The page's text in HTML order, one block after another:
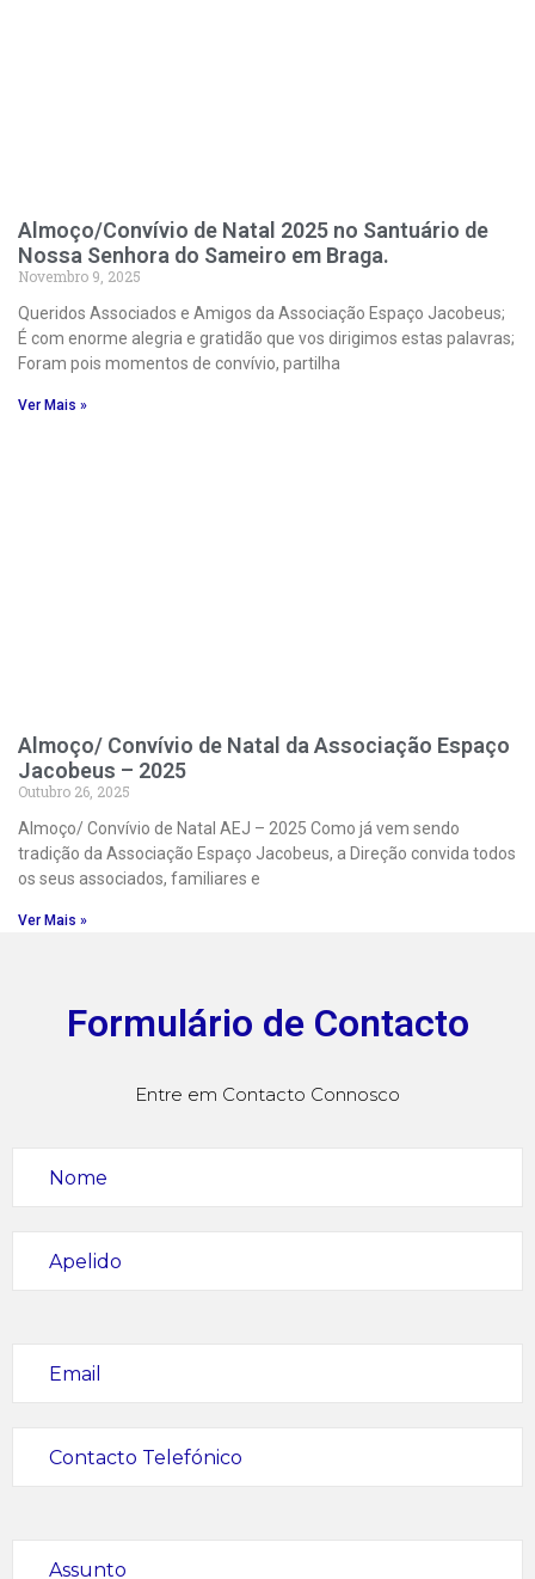
Almoço/Convívio de Natal 2025 no Santuário de
Nossa Senhora do Sameiro em Braga.
Novembro 9, 2025
Queridos Associados e Amigos da Associação Espaço Jacobeus;
É com enorme alegria e gratidão que vos dirigimos estas palavras;
Foram pois momentos de convívio, partilha
Ver Mais »
Almoço/ Convívio de Natal da Associação Espaço
Jacobeus – 2025
Outubro 26, 2025
Almoço/ Convívio de Natal AEJ – 2025 Como já vem sendo
tradição da Associação Espaço Jacobeus, a Direção convida todos
os seus associados, familiares e
Ver Mais »
Formulário de Contacto
Entre em Contacto Connosco